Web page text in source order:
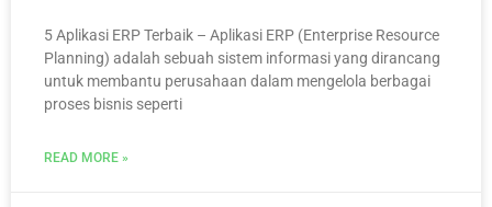
5 Aplikasi ERP Terbaik – Aplikasi ERP (Enterprise Resource
Planning) adalah sebuah sistem informasi yang dirancang
untuk membantu perusahaan dalam mengelola berbagai
proses bisnis seperti
READ MORE »